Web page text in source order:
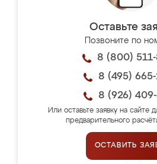
Оставьте
Позвоните по
8 (800)
8 (495)
8 (926)
Или оставьте заявку на сайте
предварительного
ОСТАВИТЬ